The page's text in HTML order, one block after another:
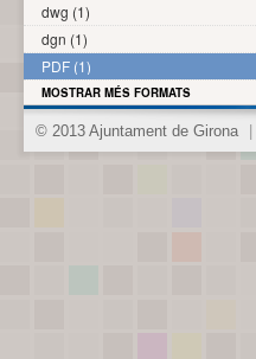
dwg (1)
dgn (1)
PDF (1)
MOSTRAR MÉS FORMATS
© 2013 Ajuntament de Girona